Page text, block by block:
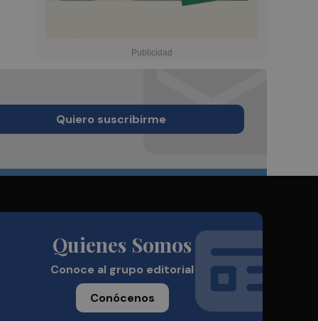
Quiero suscribirme
Quienes Somos
Conoce al grupo editorial
Conócenos